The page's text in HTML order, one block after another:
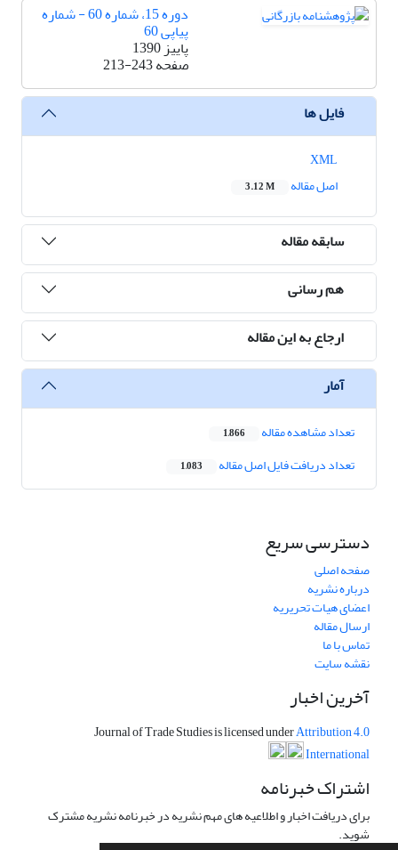
دوره 15، شماره 60 - شماره
پیاپی 60
پاییز 1390
صفحه213-243
فایل ها
اصل مقاله
3.12 M
سابقه مقاله
هم رسانی
ارجاع به این مقاله
آمار
تعداد مشاهده مقاله 1,866
تعداد دریافت فایل اصل مقاله 1,083
دسترسی سریع
صفحه اصلی
درباره نشریه
اعضای هیات تحریریه
ارسال مقاله
تماس با ما
نقشه سایت
آخرین اخبار
Journal of Trade Studies is licensed underAttribution 4.0
International
اشتراک خبرنامه
برای دریافت اخبار و اطلاعیه های مهم نشریه در خبرنامه نشریه مشترک
شوید.